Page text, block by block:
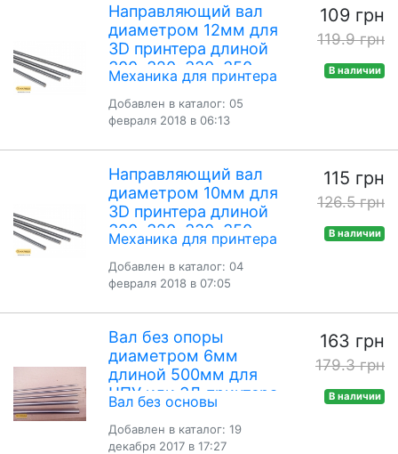
Направляющий вал
диаметром 12мм для
3D принтера длиной
300, 320, 330, 350,
400мм
Механика для принтера
Добавлен в каталог: 05
февраля 2018 в 06:13
109 грн
119.9 грн
В наличии
Направляющий вал
диаметром 10мм для
3D принтера длиной
300, 320, 330, 350,
400мм
Механика для принтера
Добавлен в каталог: 04
февраля 2018 в 07:05
115 грн
126.5 грн
В наличии
Вал без опоры
диаметром 6мм
длиной 500мм для
ЧПУ или 3Д принтера
Вал без основы
Добавлен в каталог: 19
декабря 2017 в 17:27
163 грн
179.3 грн
В наличии